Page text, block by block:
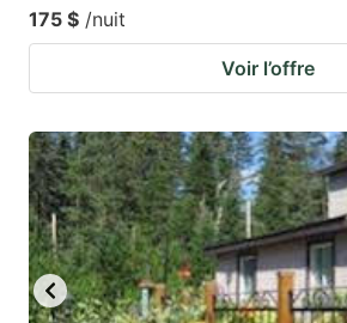
175 $ /nuit
Voir l’offre